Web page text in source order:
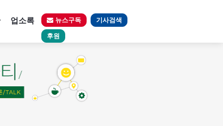
업소록 뉴스구독 기사검색
후원